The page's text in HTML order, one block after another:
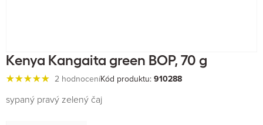
Kenya Kangaita green BOP, 70 g
2 hodnoceníKód produktu: 910288
sypaný pravý zelený čaj